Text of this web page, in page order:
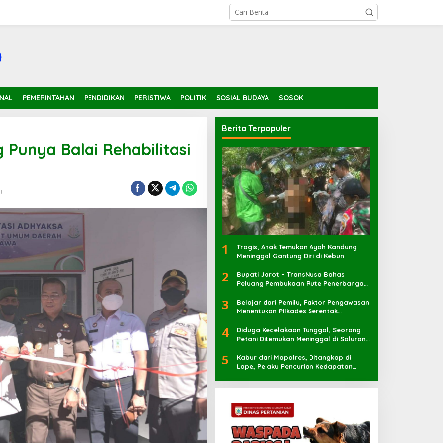
PEMERINTAHAN PENDIDIKAN PERISTIWA POLITIK SOSIAL BUDAYA SOSOK
Punya Balai Rehabilitasi
Berita Terpopuler
1
Tragis, Anak Temukan Ayah Kandung
Meninggal Gantung Diri di Kebun
2
Bupati Jarot – TransNusa Bahas
Peluang Pembukaan Rute Penerbangan
Kaharuddin
3
Belajar dari Pemilu, Faktor Pengawasan
Menentukan Pilkades Serentak
4
Diduga Kecelakaan Tunggal, Seorang
Petani Ditemukan Meninggal di Saluran
5
Kabur dari Mapolres, Ditangkap di
Lape, Pelaku Pencurian Kedapatan